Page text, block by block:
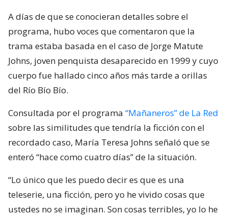
A días de que se conocieran detalles sobre el
programa, hubo voces que comentaron que la
trama estaba basada en el caso de Jorge Matute
Johns, joven penquista desaparecido en 1999 y cuyo
cuerpo fue hallado cinco años más tarde a orillas
del Río Bío Bío.
Consultada por el programa “Mañaneros” de La Red
sobre las similitudes que tendría la ficción con el
recordado caso, María Teresa Johns señaló que se
enteró “hace como cuatro días” de la situación.
“Lo único que les puedo decir es que es una
teleserie, una ficción, pero yo he vivido cosas que
ustedes no se imaginan. Son cosas terribles, yo lo he